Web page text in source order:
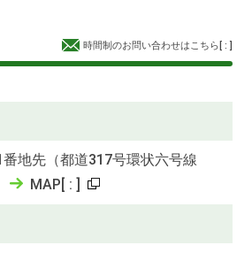
時間制のお問い合わせはこちら [:]
番地先（都道317号環状六号線
MAP :